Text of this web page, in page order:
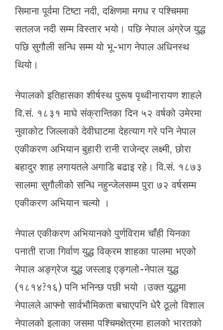
सिमाना पूर्वमा टिष्टा नदी, दक्षिणमा मगध र पश्चिममा
सतलज नदी सम्म विस्तार भयो। पछि नेपाल अंग्रेज युद्ध
पछि सुगौली सन्धि सम्म यो भू-भाग नेपाल अधिनस्थ
थियो।
नेपालको इतिहासका शीर्षस्थ पुरूष पृथ्वीनारायण शाहले
वि.सं. १८३१ माघे संक्रान्तिका दिन ५२ वर्षको उमेरमा
नुवाकोट जिल्लाको देवीघाटमा देहत्याग गरे पनि नेपाल
एकीकरण अभियान बुहारी रानी राजेन्द्र लक्ष्मी, छोरा
बहादुर शाह लगायतले अगाडि बढाइ रहे। वि.सं. १८७३
सालमा सुगौलीको सन्धि नहुन्जेलसम्म पुरा ७२ वर्षसम्म
एकीकरण अभियान चल्यो ।
नेपाल एकीकरण अभियानको पुर्णविराम चाँही यिनका
पनाती राजा गिर्वाण युद्ध विक्रम शाहका पालमा भएको
नेपाल अङ्ग्रेज युद्ध जस्लाइ एङ्गलो-नेपाल युद्ध
(१८१४?१६) पनि भनिन्छ पछी भयो ।उक्त युद्धमा
नेपालले आफ्नो सार्वभौमिकता बचाएपनि धेरै ठूलो विशाल
नेपालको इलाका जसमा पश्चिमक्षेत्रमा हालको भारतको